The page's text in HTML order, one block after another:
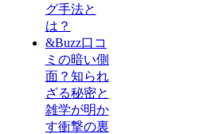
グ手法と
は？
&Buzz口コ
ミの暗い側
面？知られ
ざる秘密と
雑学が明か
す衝撃の裏